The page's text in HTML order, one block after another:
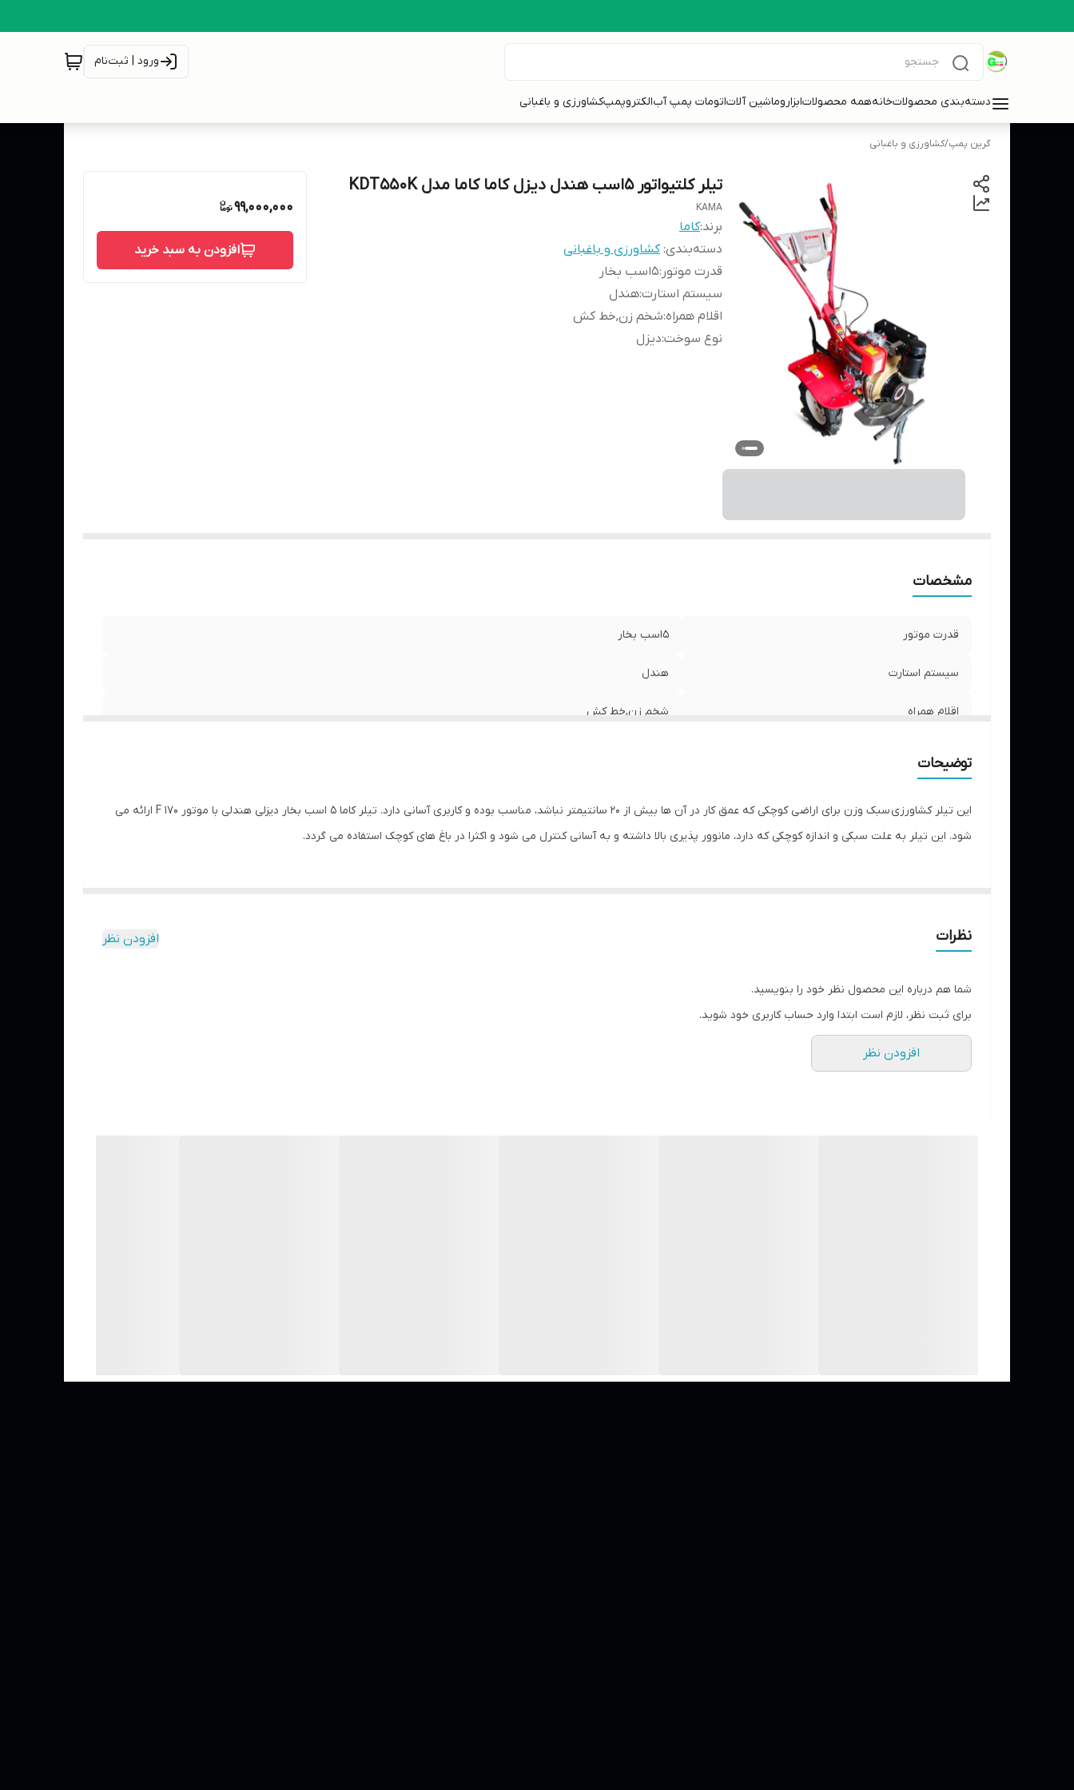
ورود | ثبت‌نام
دسته‌بندی محصولاتخانههمه محصولاتابزاروماشین آلاتاتومات پمپ آبالکتروپمپکشاورزی و باغبانی
گرین پمپ/کشاورزی و باغبانی
تیلر کلتیواتور 5اسب هندل دیزل کاما کاما مدل KDT550K
KAMA
برند:کاما
دسته‌بندی:کشاورزی و باغبانی
قدرت موتور :5اسب بخار
سیستم استارت:هندل
اقلام همراه:شخم زن,خط کش
نوع سوخت:دیزل
99,000,000
افزودن به سبد خرید
مشخصات
قدرت موتور 5اسب بخار
سیستم استارت هندل
اقلام همراه شخم زن,خط کش
توضیحات
این تیلر کشاورزی سبک وزن برای اراضی کوچکی که عمق کار در آن ها بیش از 20 سانتیمتر نباشد، مناسب بوده و کاربری آسانی دارد. تیلر کاما 5 اسب بخار دیزلی هندلی با موتور 170 F ارائه می
شود. این تیلر به علت سبکی و اندازه کوچکی که دارد، مانوور پذیری بالا داشته و به آسانی کنترل می شود و اکثرا در باغ های کوچک استفاده می گردد.
نظرات افزودن نظر
شما هم درباره این محصول نظر خود را بنویسید.
برای ثبت نظر، لازم است ابتدا وارد حساب کاربری خود شوید.
افزودن نظر